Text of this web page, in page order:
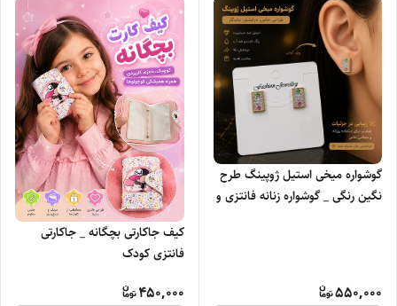
گوشواره میخی استیل ژوپینگ طرح
نگین رنگی _ گوشواره زنانه فانتزی و
550,000
کیف جاکارتی بچگانه _ جاکارتی
فانتزی کودک
450,000